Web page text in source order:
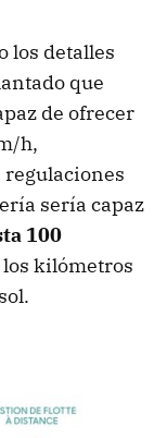
los detalles
que
de ofrecer
h,
sería capaz
100
kilómetros